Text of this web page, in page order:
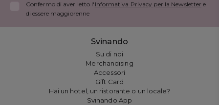
Confermo di aver letto l' Informativa Privacy per la Newsletter e
di essere maggiorenne
Svinando
Su di noi
Merchandising
Accessori
Gift Card
Hai un hotel, un ristorante o un locale?
Svinando App